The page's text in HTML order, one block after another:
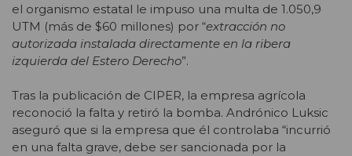
el organismo estatal le impuso una multa de 1.050,9
UTM (más de $60 millones) por “extracción no
autorizada instalada directamente en la ribera
izquierda del Estero Derecho”.
Tras la publicación de CIPER, la empresa agrícola
reconoció la falta y retiró la bomba. Andrónico Luksic
aseguró que si la empresa que él controlaba “incurrió
en una falta grave, debe ser sancionada por la